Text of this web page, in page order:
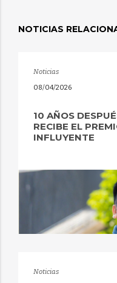
NOTICIAS
Noticias
08/04/2026
10 AÑOS
RECIBE EL
INFLUYENTE
Noticias